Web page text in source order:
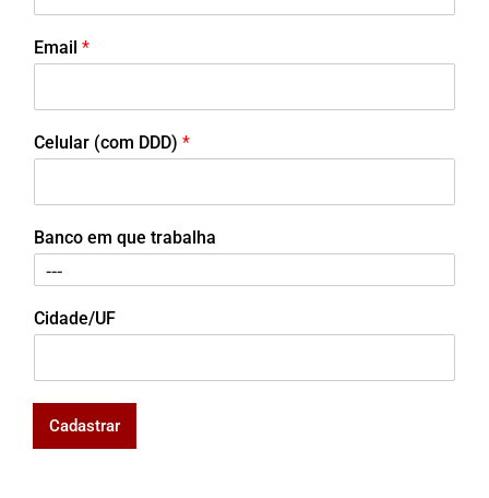
Email *
Celular (com DDD) *
Banco em que trabalha
Cidade/UF
Cadastrar